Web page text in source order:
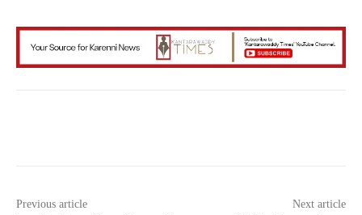
Previous article Next article